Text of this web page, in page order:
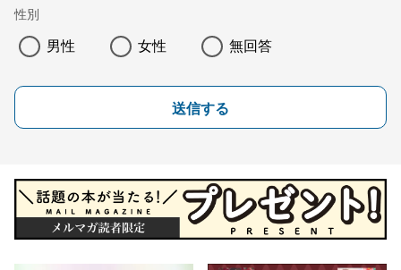
性別
男性 女性 無回答
送信する